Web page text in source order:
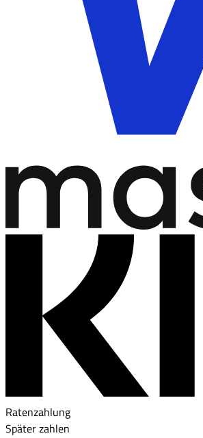
Ratenzahlung
Später zahlen